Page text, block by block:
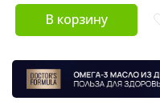
В корзину